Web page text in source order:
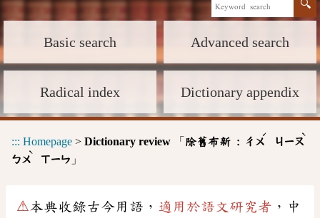
Basic search Advanced search
Radical index Dictionary appendix
::: Homepage > Dictionary review 「 除舊布新 : ㄔㄨ
ˊ
ㄐㄧㄡ
ˋ
ㄅㄨ
ˋ
ㄒㄧㄣ 」
⚠本典收錄古今用語， 適用於語文研究者 ，中